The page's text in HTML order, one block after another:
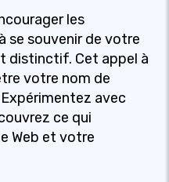
les
se souvenir de votre
distinctif. Cet appel à
votre nom de
Expérimentez avec
ce qui
Web et votre